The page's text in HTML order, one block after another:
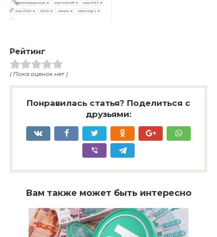
Рейтинг
( Пока оценок нет )
Понравилась статья? Поделиться с
друзьями:
Вам также может быть интересно